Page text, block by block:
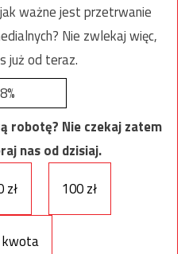
ważne jest przetrwanie
Nie zwlekaj więc,
już od teraz.
8%
robotę? Nie czekaj zatem
nas od dzisiaj.
zł 100 zł
kwota